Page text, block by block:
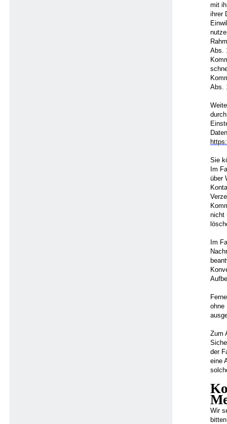
mit
ihrer
Abs.
Abs.
Sie
Im
über
nicht
Im
ohne
Zum
der
eine
Wir